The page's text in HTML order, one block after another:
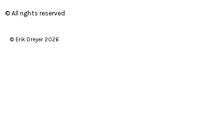
© All rights reserved
© Erik Dreyer 2026